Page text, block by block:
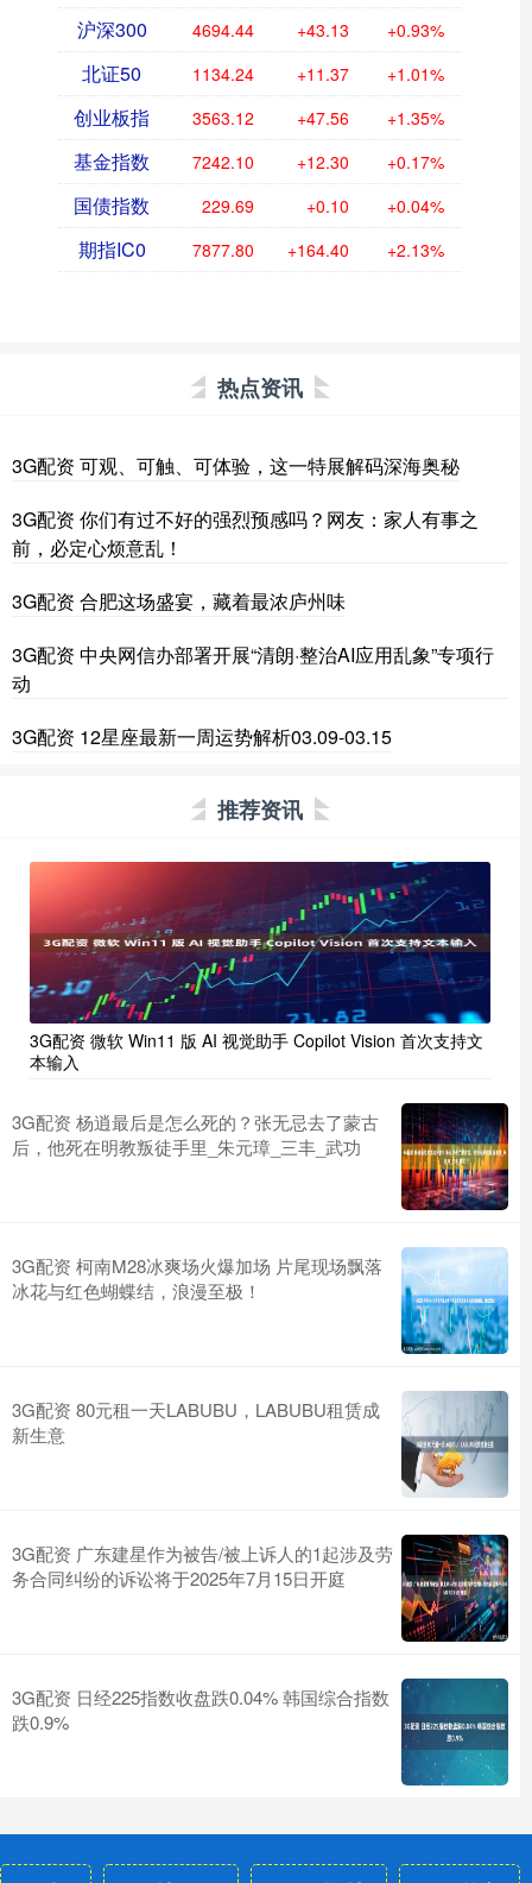
沪深300 4694.44 +43.13 +0.93%
北证50 1134.24 +11.37 +1.01%
创业板指 3563.12 +47.56 +1.35%
基金指数 7242.10 +12.30 +0.17%
国债指数 229.69 +0.10 +0.04%
期指IC0 7877.80 +164.40 +2.13%
热点资讯
3G配资 可观、可触、可体验，这一特展解码深海奥秘
3G配资 你们有过不好的强烈预感吗？网友：家人有事之
前，必定心烦意乱！
3G配资 合肥这场盛宴，藏着最浓庐州味
3G配资 中央网信办部署开展“清朗·整治AI应用乱象”专项行
动
3G配资 12星座最新一周运势解析03.09-03.15
推荐资讯
3G配资 微软 Win11 版 AI 视觉助手 Copilot Vision 首次支持文
本输入
3G配资 杨逍最后是怎么死的？张无忌去了蒙古
后，他死在明教叛徒手里_朱元璋_三丰_武功
3G配资 柯南M28冰爽场火爆加场 片尾现场飘落
冰花与红色蝴蝶结，浪漫至极！
3G配资 80元租一天LABUBU，LABUBU租赁成
新生意
3G配资 广东建星作为被告/被上诉人的1起涉及劳
务合同纠纷的诉讼将于2025年7月15日开庭
3G配资 日经225指数收盘跌0.04% 韩国综合指数
跌0.9%